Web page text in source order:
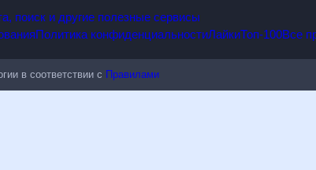
поиск и другие полезные сервисы
в соответствии сПравилами